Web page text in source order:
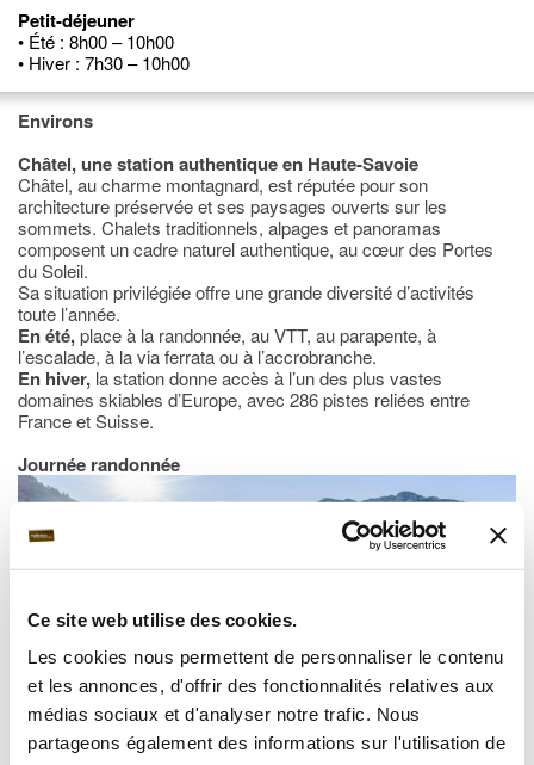
Ce site web utilise des cookies.
Les cookies nous permettent de personnaliser le contenu
et les annonces, d'offrir des fonctionnalités relatives aux
médias sociaux et d'analyser notre trafic. Nous
partageons également des informations sur l'utilisation de
Petit-déjeuner
• Été : 8h00 – 10h00
• Hiver : 7h30 – 10h00
Environs
Châtel, une station authentique en Haute-Savoie
Châtel, au charme montagnard, est réputée pour son
architecture préservée et ses paysages ouverts sur les
sommets. Chalets traditionnels, alpages et panoramas
composent un cadre naturel authentique, au cœur des Portes
du Soleil.
Sa situation privilégiée offre une grande diversité d’activités
toute l’année.
En été,place à la randonnée, au VTT, au parapente, à
l’escalade, à la via ferrata ou à l’accrobranche.
En hiver, la station donne accès à l’un des plus vastes
domaines skiables d’Europe, avec 286 pistes reliées entre
France et Suisse.
Journée randonnée
Lac de Vonnes à Chatel: accessible toute l’année